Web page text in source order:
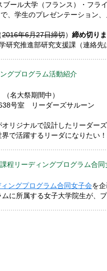
ール大学（フランス）・フ
、学生のプレゼンテーション
2016年6月27日締切） 締め切り
研究推進部研究支援課（連絡
グプログラム活動紹介
名大祭期間中）
号室 リーダーズサルーン
リジナルで設計したリーダー
で活躍するリーダになりたい
程リーディングプログラム合同
ングプログラム合同女子会を
に所属する女子大学院生が、